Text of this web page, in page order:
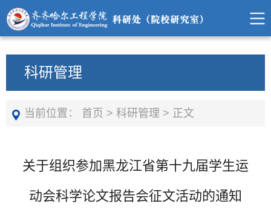
科研管理
当前位置： 首页 > 科研管理 > 正文
关于组织参加黑龙江省第十九届学生运
动会科学论文报告会征文活动的通知